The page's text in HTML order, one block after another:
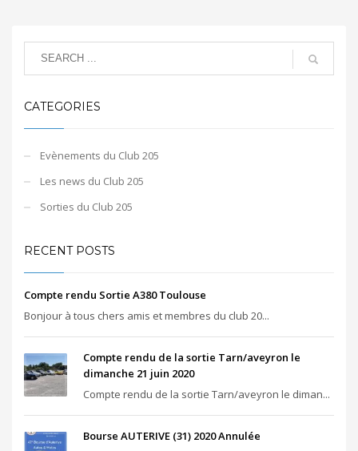
CATEGORIES
Evènements du Club 205
Les news du Club 205
Sorties du Club 205
RECENT POSTS
Compte rendu Sortie A380 Toulouse
Bonjour à tous chers amis et membres du club 20...
Compte rendu de la sortie Tarn/aveyron le
dimanche 21 juin 2020
Compte rendu de la sortie Tarn/aveyron le diman...
Bourse AUTERIVE (31) 2020 Annulée